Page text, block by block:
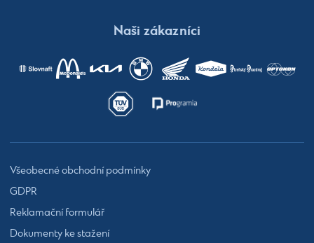
Naši zákazníci
Všeobecné obchodní podmínky
GDPR
Reklamační formulář
Dokumenty ke stažení